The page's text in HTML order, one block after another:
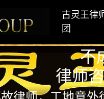
古灵王律
团
不
律师